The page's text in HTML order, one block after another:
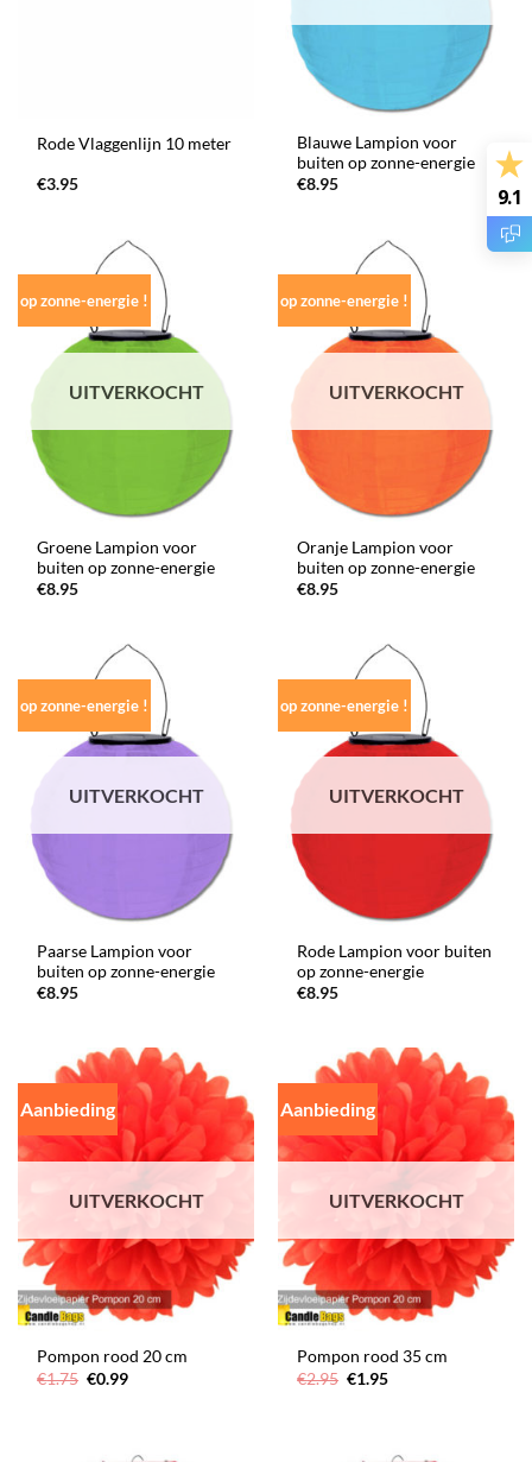
Rode Vlaggenlijn 10 meter
€3.95
Blauwe Lampion voor
buiten op zonne-energie
€8.95
op zonne-energie !
UITVERKOCHT
Groene Lampion voor
buiten op zonne-energie
€8.95
op zonne-energie !
UITVERKOCHT
Oranje Lampion voor
buiten op zonne-energie
€8.95
op zonne-energie !
UITVERKOCHT
Paarse Lampion voor
buiten op zonne-energie
€8.95
op zonne-energie !
UITVERKOCHT
Rode Lampion voor buiten
op zonne-energie
€8.95
Aanbieding
UITVERKOCHT
Pompon rood 20 cm
€1.75 Oorspronkelijke
€0.99Huidige
Aanbieding
UITVERKOCHT
Pompon rood 35 cm
€2.95 Oorspronkelijke
€1.95Huidige
9.1